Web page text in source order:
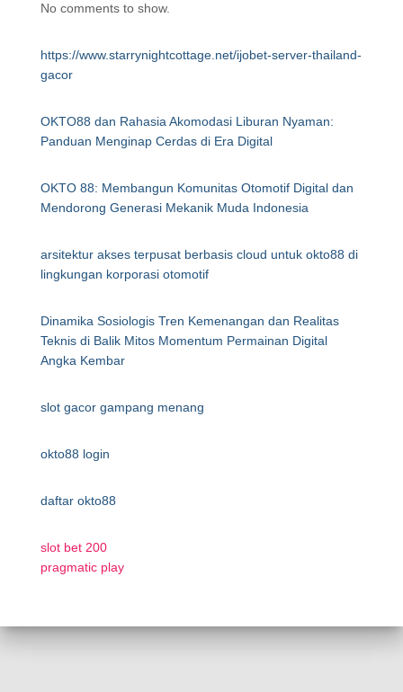
No comments to show.
https://www.starrynightcottage.net/ijobet-server-thailand-
gacor
OKTO88 dan Rahasia Akomodasi Liburan Nyaman:
Panduan Menginap Cerdas di Era Digital
OKTO 88: Membangun Komunitas Otomotif Digital dan
Mendorong Generasi Mekanik Muda Indonesia
arsitektur akses terpusat berbasis cloud untuk okto88 di
lingkungan korporasi otomotif
Dinamika Sosiologis Tren Kemenangan dan Realitas
Teknis di Balik Mitos Momentum Permainan Digital
Angka Kembar
slot gacor gampang menang
okto88 login
daftar okto88
slot bet 200
pragmatic play